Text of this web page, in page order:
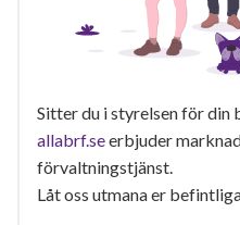
Sitter du i styrelsen för din
allabrf.seerbjuder
förvaltningstjänst.
Låt oss utmana er